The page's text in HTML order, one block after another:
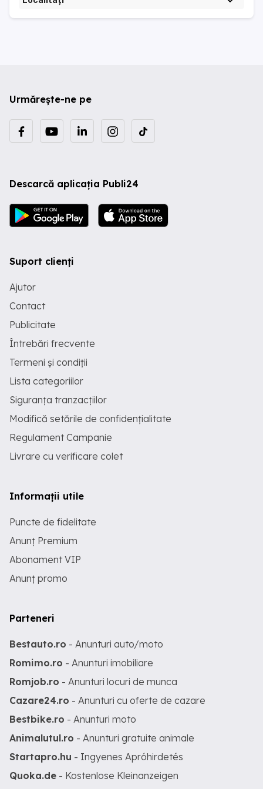
Urmărește-ne pe
Descarcă aplicația Publi24
Suport clienți
Ajutor
Contact
Publicitate
Întrebări frecvente
Termeni și condiții
Lista categoriilor
Siguranța tranzacțiilor
Modifică setările de confidențialitate
Regulament Campanie
Livrare cu verificare colet
Informații utile
Puncte de fidelitate
Anunț Premium
Abonament VIP
Anunț promo
Parteneri
Bestauto.ro - Anunturi auto/moto
Romimo.ro - Anunturi imobiliare
Romjob.ro - Anunturi locuri de munca
Cazare24.ro - Anunturi cu oferte de cazare
Bestbike.ro - Anunturi moto
Animalutul.ro - Anunturi gratuite animale
Startapro.hu - Ingyenes Apróhirdetés
Quoka.de - Kostenlose Kleinanzeigen